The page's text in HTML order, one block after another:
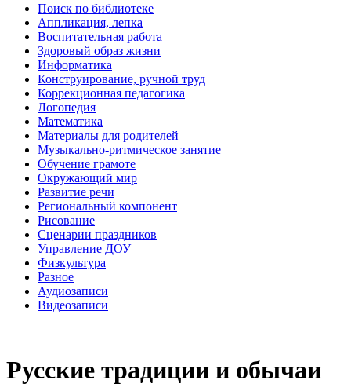
Поиск по библиотеке
Аппликация, лепка
Воспитательная работа
Здоровый образ жизни
Информатика
Конструирование, ручной труд
Коррекционная педагогика
Логопедия
Математика
Материалы для родителей
Музыкально-ритмическое занятие
Обучение грамоте
Окружающий мир
Развитие речи
Региональный компонент
Рисование
Сценарии праздников
Управление ДОУ
Физкультура
Разное
Аудиозаписи
Видеозаписи
Русские традиции и обычаи